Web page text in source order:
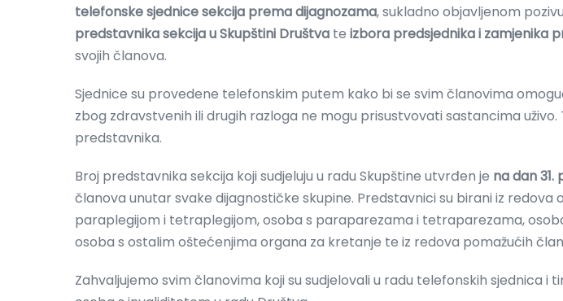
telefonske sjednice sekcija prema dijagnozama, sukladno objavljenom
predstavnika sekcija u Skupštini Društva te izbora predsjednika i zamjenika
svojih članova.
Sjednice su provedene telefonskim putem kako bi se svim članovima
zbog zdravstvenih ili drugih razloga ne mogu prisustvovati sastancima
predstavnika.
Broj predstavnika sekcija koji sudjeluju u radu Skupštine utvrđen je na dan
članova unutar svake dijagnostičke skupine. Predstavnici su birani iz
paraplegijom i tetraplegijom, osoba s paraparezama i tetraparezama,
osoba s ostalim oštećenjima organa za kretanje te iz redova pomažućih
Zahvaljujemo svim članovima koji su sudjelovali u radu telefonskih sjednica i